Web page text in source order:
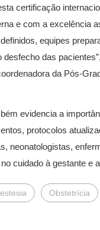
certificação
e com a excelência
equipes
desfecho das
da Pós-
evidencia a
protocolos
neonatologistas,
cuidado à gestante e
Obstetrícia